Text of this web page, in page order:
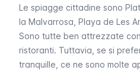
Le spiagge cittadine sono
la Malvarrosa, Playa de Les
Sono tutte ben attrezzate
ristoranti. Tuttavia, se si
tranquille, ce ne sono molte